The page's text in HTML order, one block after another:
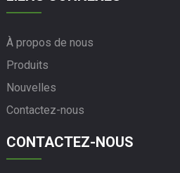
À propos de nous
Produits
Nouvelles
Contactez-nous
CONTACTEZ-NOUS